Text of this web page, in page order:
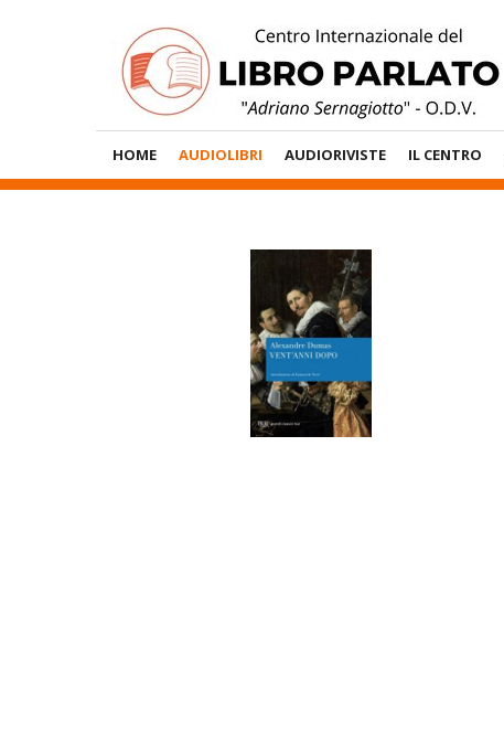
Menù
Principale
HOME AUDIOLIBRI AUDIORIVISTE IL CENTRO